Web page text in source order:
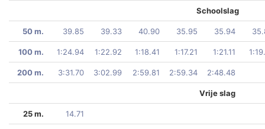
Schoolslag
50 m. 39.85 39.33 40.90 35.95 35.94
100 m. 1:24.94 1:22.92 1:18.41 1:17.21 1:21.11
200 m. 3:31.70 3:02.99 2:59.81 2:59.34 2:48.48
Vrije slag
25 m. 14.71